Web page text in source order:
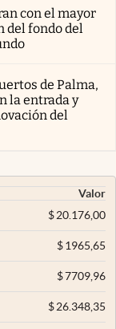
con el mayor
del fondo del
de Palma,
la entrada y
del
Valor
$20.176,00
$1965,65
$7709,96
$26.348,35